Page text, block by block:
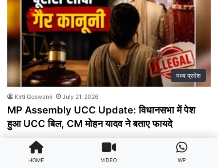
मध्य प्रदेश
Kirti Goswami July 21, 2026
MP Assembly UCC Update: विधानसभा में पेश
हुआ UCC बिल, CM मोहन यादव ने बताए फायदे
MP Assembly UCC Update: मध्यप्रदेश में समान नागरिक संहिता (Uniform
Civil Code-UCC) लागू करने की दिशा में सरकार ने बड़ा…
HOME VIDEO WP